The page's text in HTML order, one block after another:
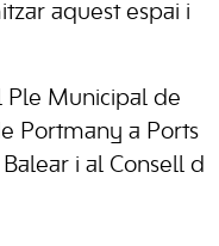
aquest espai i
Ple Municipal de
Portmany a Ports
i al Consell d